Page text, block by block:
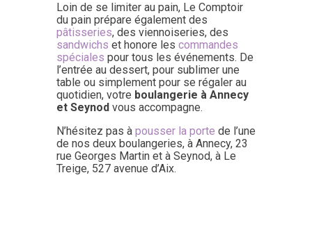
Loin de se limiter au pain, Le Comptoir
du pain prépare également des
pâtisseries, des viennoiseries, des
sandwichs et honore les commandes
spéciales pour tous les événements. De
l’entrée au dessert, pour sublimer une
table ou simplement pour se régaler au
quotidien, votre boulangerie à Annecy
et Seynod vous accompagne.
N’hésitez pas à pousser la porte de l’une
de nos deux boulangeries, à Annecy, 23
rue Georges Martin et à Seynod, à Le
Treige, 527 avenue d’Aix.